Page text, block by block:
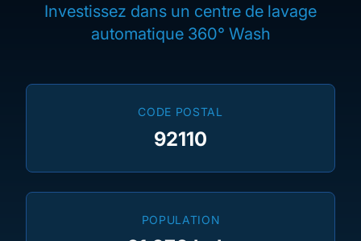
Investissez dans un centre de lavage
automatique 360° Wash
CODE POSTAL
92110
POPULATION